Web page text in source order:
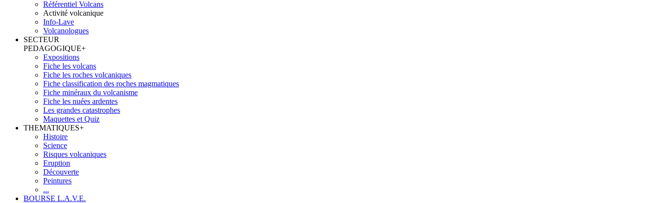
Référentiel Volcans
Activité volcanique
Info-Lave
Volcanologues
SECTEUR
PEDAGOGIQUE+
Expositions
Fiche les volcans
Fiche les roches volcaniques
Fiche classification des roches magmatiques
Fiche minéraux du volcanisme
Fiche les nuées ardentes
Les grandes catastrophes
Maquettes et Quiz
THEMATIQUES+
Histoire
Science
Risques volcaniques
Eruption
Découverte
Peintures
...
BOURSE L.A.V.E.